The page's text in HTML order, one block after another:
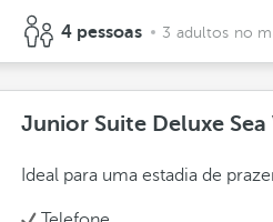
4 pessoas 3 adultos no
Junior Suite Deluxe Sea
Ideal para uma estadia de